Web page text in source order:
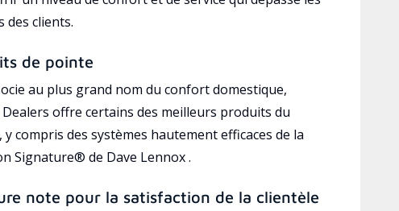
des clients.
de pointe
au plus grand nom du confort domestique,
offre certains des meilleurs produits du
y compris des systèmes hautement efficaces de la
Signature® de Dave Lennox .
note pour la satisfaction de la clientèle